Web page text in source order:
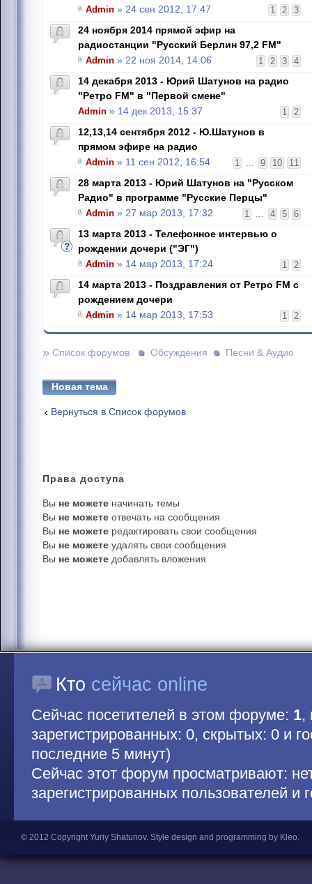
1 2 3
Admin » 24 сен 2012, 17:47
24 ноября 2014 прямой эфир на
радиостанции "Русский Берлин 97,2 FM"
1 2 3 4
Admin » 22 ноя 2014, 14:06
14 декабря 2013 - Юрий Шатунов на радио
"Ретро FM" в "Первой смене"
1 2
Admin » 14 дек 2013, 15:37
12,13,14 сентября 2012 - Ю.Шатунов в
прямом эфире на радио
1 ... 9 10 11
Admin » 11 сен 2012, 16:54
28 марта 2013 - Юрий Шатунов на "Русском
Радио" в программе "Русские Перцы"
1 ... 4 5 6
Admin » 27 мар 2013, 17:32
13 марта 2013 - Телефонное интервью о
рождении дочери ("ЭГ")
1 2
Admin » 14 мар 2013, 17:24
14 марта 2013 - Поздравления от Ретро FM с
рождением дочери
1 2
Admin » 14 мар 2013, 17:53
» Список форумов Обсуждения Песни & Аудио
Новая тема
Вернуться в Список форумов
Права доступа
Вы не можете начинать темы
Вы не можете отвечать на сообщения
Вы не можете редактировать свои сообщения
Вы не можете удалять свои сообщения
Вы не можете добавлять вложения
Кто сейчас online
Сейчас посетителей в этом форуме: 1,
зарегистрированных: 0, скрытых: 0 и
последние 5 минут)
Сейчас этот форум просматривают:
зарегистрированных пользователей и
© 2012 Copyright Yuriy Shatunov. Style design and programming by Kleo.